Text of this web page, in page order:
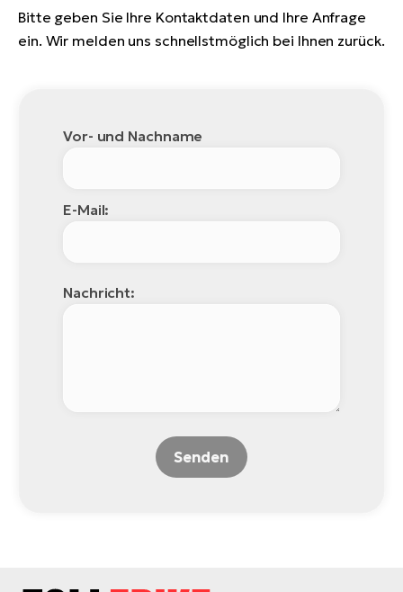
Bitte geben Sie Ihre Kontaktdaten und Ihre Anfrage
ein. Wir melden uns schnellstmöglich bei Ihnen zurück.
Vor- und Nachname
E-Mail:
Nachricht:
Senden